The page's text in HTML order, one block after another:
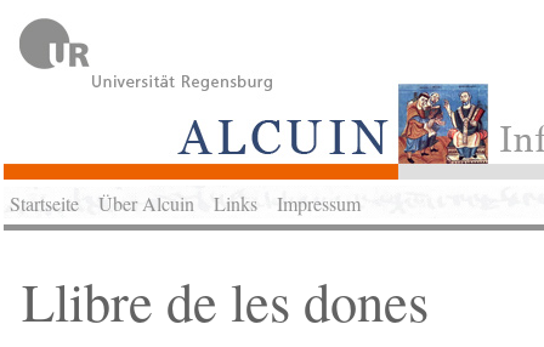
Startseite Über Alcuin Links Impressum
Llibre de les dones